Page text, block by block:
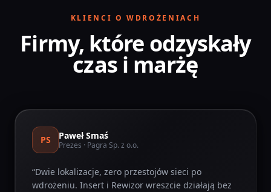
KLIENCI O WDROŻENIACH
Firmy, które odzyskały
czas i marżę
PS Paweł Smaś
Prezes · Pagra Sp. z o.o.
“Dwie lokalizacje, zero przestojów sieci po
wdrożeniu. Insert i Rewizor wreszcie działają bez